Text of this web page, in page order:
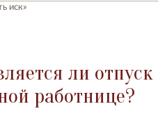
иск»
ли
работнице?